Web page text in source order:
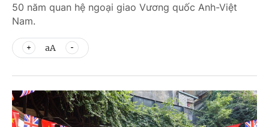
50 năm quan hệ ngoại giao Vương quốc Anh-Việt
Nam.
aA